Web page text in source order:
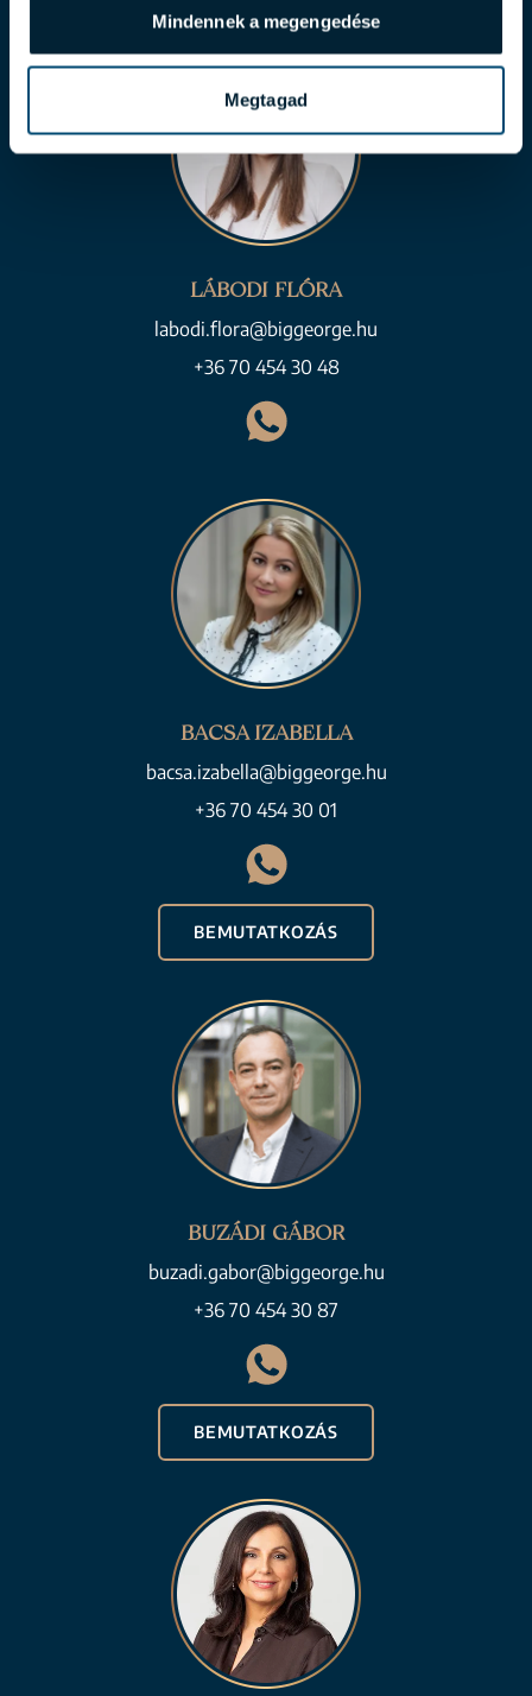
Mindennek a megengedése
Megtagad
LÁBODI FLÓRA
labodi.flora@biggeorge.hu
+36 70 454 30 48
BACSA IZABELLA
bacsa.izabella@biggeorge.hu
+36 70 454 30 01
BEMUTATKOZÁS
BUZÁDI GÁBOR
buzadi.gabor@biggeorge.hu
+36 70 454 30 87
BEMUTATKOZÁS